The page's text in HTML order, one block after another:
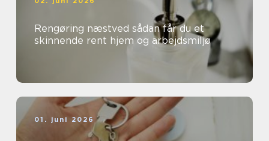
Rengøring næstved sådan får du et
skinnende rent hjem og arbejdsmiljø
01. juni 2026